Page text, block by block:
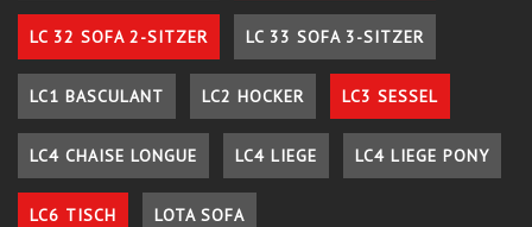
LC 32 SOFA 2-SITZER LC 33 SOFA 3-SITZER
LC1 BASCULANT LC2 HOCKER LC3 SESSEL
LC4 CHAISE LONGUE LC4 LIEGE LC4 LIEGE PONY
LC6 TISCH LOTA SOFA